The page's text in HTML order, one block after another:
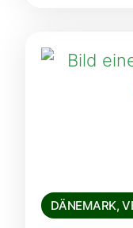
DÄNEMARK,